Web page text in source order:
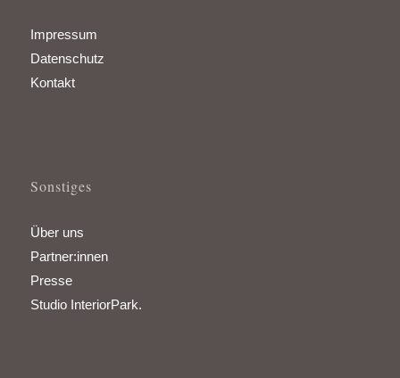
Impressum
Datenschutz
Kontakt
Sonstiges
Über uns
Partner:innen
Presse
Studio InteriorPark.